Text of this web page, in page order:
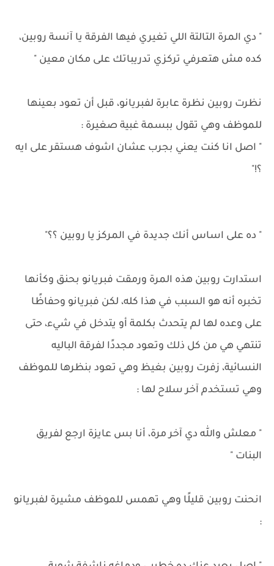
" دي المرة التالتة اللي تغيري فيها الفرقة يا آنسة روبين،
كده مش هتعرفي تركزي تدريباتك على مكان معين "
نظرت روبين نظرة عابرة لفبريانو، قبل أن تعود بعينها
للموظف وهي تقول ببسمة غبية صغيرة :
" اصل انا كنت يعني بجرب عشان اشوف هستقر على ايه
؟!"
" ده على اساس أنك جديدة في المركز يا روبين ؟؟"
استدارت روبين هذه المرة ورمقت فبريانو بحنق وكأنها
تخبره أنه هو السبب في هذا كله، لكن فبريانو وحفاظًا
على وعده لها لم يتحدث بكلمة أو يتدخل في شيء، حتى
تنتهي هي من كل ذلك وتعود مجددًا لفرقة الباليه
النسائية، زفرت روبين بغيظ وهي تعود بنظرها للموظف
وهي تستخدم آخر سلاح لها :
" معلش والله دي آخر مرة، أنا بس عايزة ارجع لفريق
البنات "
انحنت روبين قليلًا وهي تهمس للموظف مشيرة لفبريانو
: